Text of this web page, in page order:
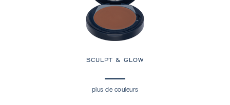
SCULPT & GLOW
plus de couleurs